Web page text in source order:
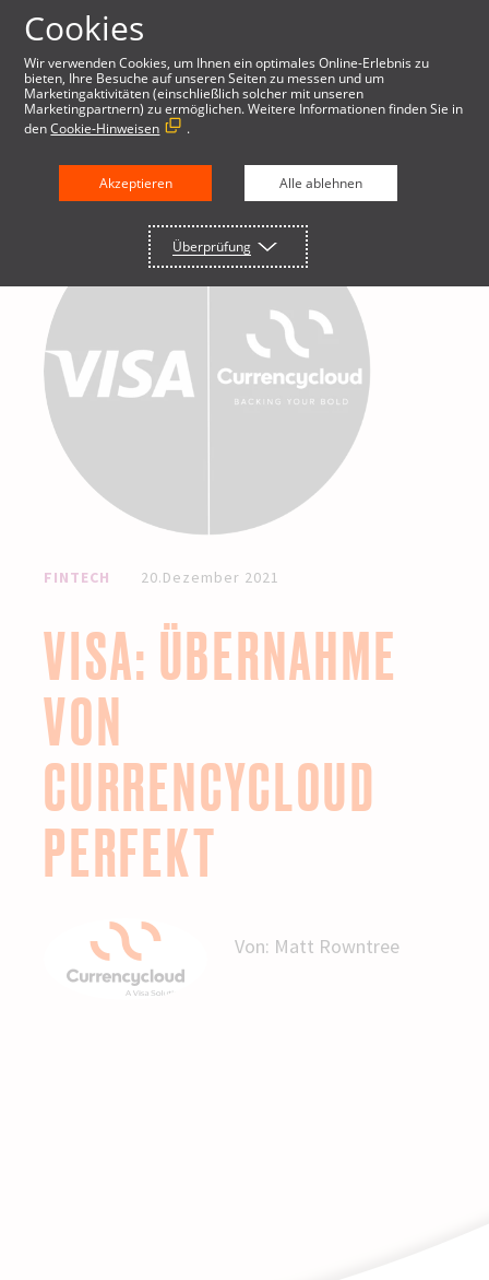
FINTECH 20.Dezember 2021
VISA: ÜBERNAHME
VON
CURRENCYCLOUD
PERFEKT
Von: Matt Rowntree
Cookies
Wir verwenden Cookies, um Ihnen ein optimales Online-Erlebnis zu
bieten, Ihre Besuche auf unseren Seiten zu messen und um
Marketingaktivitäten (einschließlich solcher mit unseren
Marketingpartnern) zu ermöglichen. Weitere Informationen finden Sie in
denCookie-Hinweisen .
Akzeptieren Alle ablehnen
Überprüfung